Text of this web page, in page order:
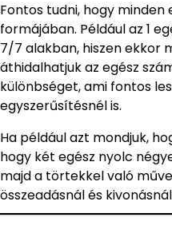
Fontos tudni, hogy
formájában. Például az 1
7/7 alakban, hiszen ekkor
áthidalhatjuk az egész
különbséget, ami fontos
egyszerűsítésnél is.
Ha például azt mondjuk,
hogy két egész nyolc
majd a törtekkel való
összeadásnál és